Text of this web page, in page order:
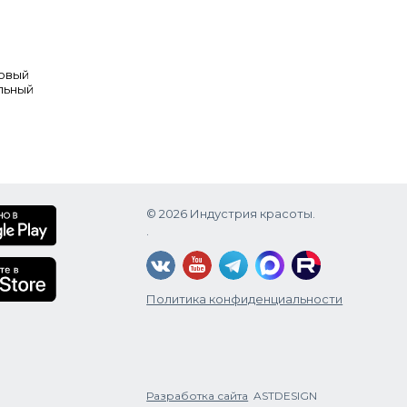
© 2026 Индустрия красоты.
.
Политика конфиденциальности
Разработка сайта ASTDESIGN